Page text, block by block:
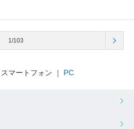
1/103
マートフォン ｜ PC